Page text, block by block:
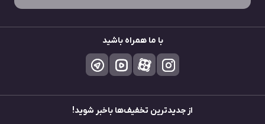
با ما همراه باشید
از جدید‌ترین تخفیف‌ها باخبر شوید!